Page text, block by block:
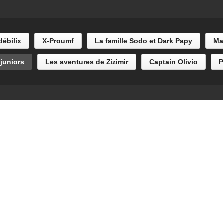
BEGINNING:TRAILER GAME OF THRONES
X-Proumf La famille Sodo et Dark Papy
Les aventures de Zizimir Captain Olivio